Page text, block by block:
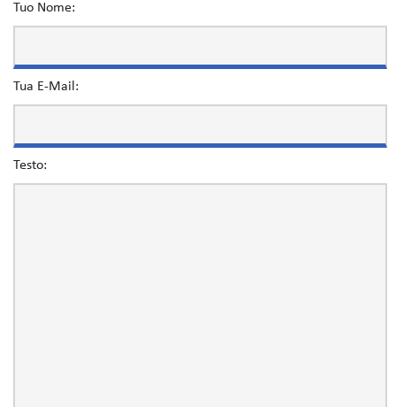
Tuo Nome:
Tua E-Mail:
Testo: